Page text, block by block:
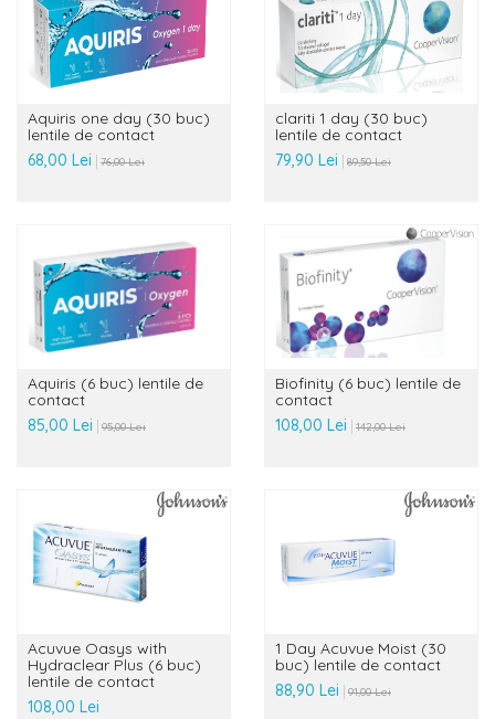
Aquiris one day (30 buc)
lentile de contact
68,00 Lei
76,00 Lei
clariti 1 day (30 buc)
lentile de contact
79,90 Lei
89,50 Lei
Aquiris (6 buc) lentile de
contact
85,00 Lei
95,00 Lei
Biofinity (6 buc) lentile de
contact
108,00 Lei
142,00 Lei
Acuvue Oasys with
Hydraclear Plus (6 buc)
lentile de contact
108,00 Lei
1 Day Acuvue Moist (30
buc) lentile de contact
88,90 Lei
91,00 Lei